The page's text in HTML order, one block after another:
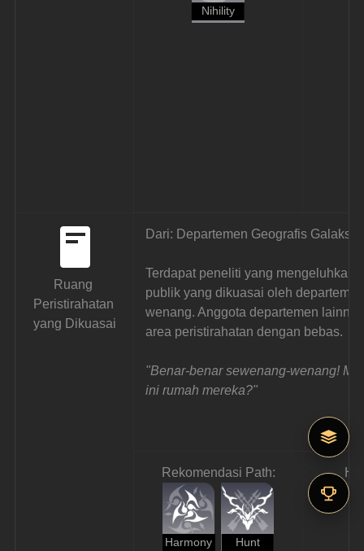
Nihility
Ruang
Peristirahatan
yang Dikuasai
Dari: Departemen Geografis Galaksi
Terdapat peneliti yang mengeluhkan
publik yang dikuasai oleh
wenang. Anggota departemen
area peristirahatan dengan bebas.
"Benar-benar sewenang-wenang!
ini rumah mereka?"
Rekomendasi Path:
Harmony Hunt